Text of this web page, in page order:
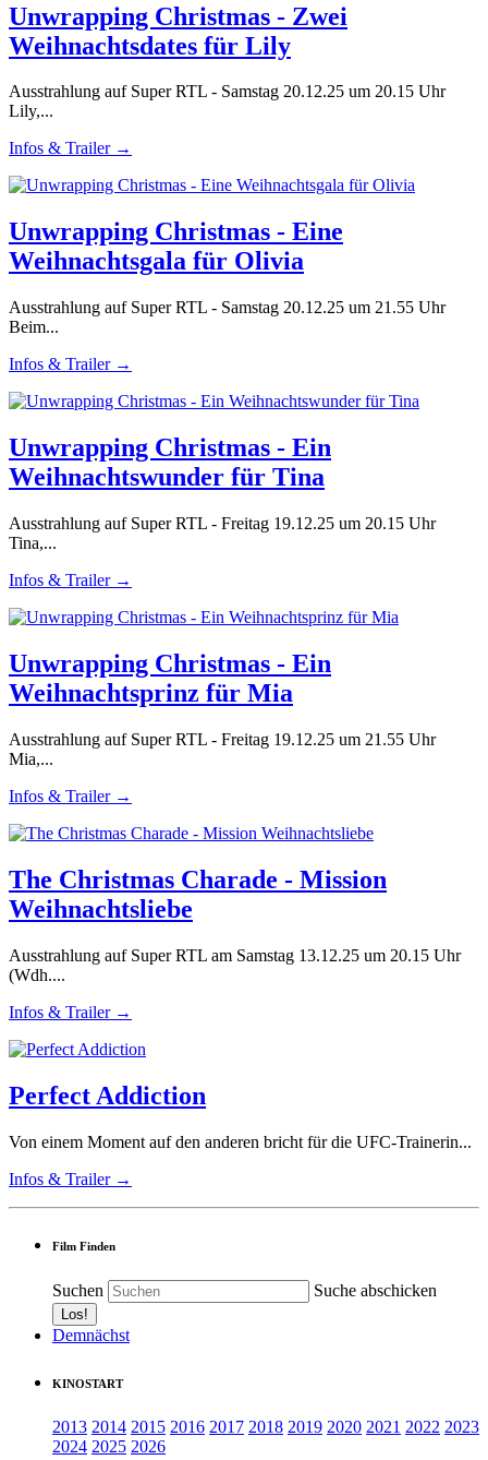
Unwrapping Christmas - Zwei
Weihnachtsdates für Lily
Ausstrahlung auf Super RTL - Samstag 20.12.25 um 20.15 Uhr
Lily,...
Infos & Trailer →
Unwrapping Christmas - Eine
Weihnachtsgala für Olivia
Ausstrahlung auf Super RTL - Samstag 20.12.25 um 21.55 Uhr
Beim...
Infos & Trailer →
Unwrapping Christmas - Ein
Weihnachtswunder für Tina
Ausstrahlung auf Super RTL - Freitag 19.12.25 um 20.15 Uhr
Tina,...
Infos & Trailer →
Unwrapping Christmas - Ein
Weihnachtsprinz für Mia
Ausstrahlung auf Super RTL - Freitag 19.12.25 um 21.55 Uhr
Mia,...
Infos & Trailer →
The Christmas Charade - Mission
Weihnachtsliebe
Ausstrahlung auf Super RTL am Samstag 13.12.25 um 20.15 Uhr
(Wdh....
Infos & Trailer →
Perfect Addiction
Von einem Moment auf den anderen bricht für die UFC-Trainerin...
Infos & Trailer →
Film Finden
Suchen Suche abschicken
Demnächst
KINOSTART
2013 2014 2015 2016 2017 2018 2019 2020 2021 2022 2023
2024 2025 2026